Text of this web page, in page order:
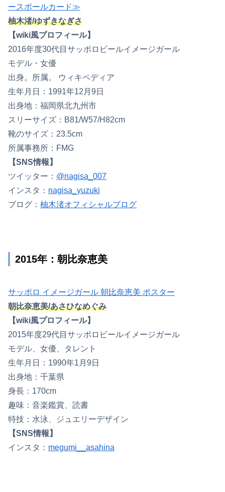
ースボールカード≫
柚木渚/ゆずきなぎさ
【wiki風プロフィール】
2016年度30代目サッポロビールイメージガール
モデル・女優
出身。所属。 ウィキペディア
生年月日：1991年12月9日
出身地：福岡県北九州市
スリーサイズ：B81/W57/H82cm
靴のサイズ：23.5cm
所属事務所：FMG
【SNS情報】
ツイッター： @nagisa_007
インスタ： nagisa_yuzuki
ブログ： 柚木渚オフィシャルブログ
2015年：朝比奈恵美
サッポロ イメージガール 朝比奈恵美 ポスター
朝比奈恵美/あさひなめぐみ
【wiki風プロフィール】
2015年度29代目サッポロビールイメージガール
モデル、女優、タレント
生年月日：1990年1月9日
出身地：千葉県
身長：170cm
趣味：音楽鑑賞、読書
特技：水泳、ジュエリーデザイン
【SNS情報】
インスタ： megumi__asahina